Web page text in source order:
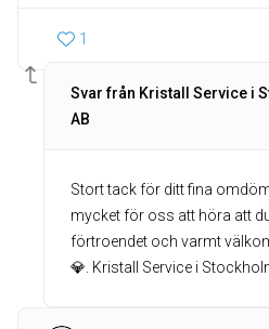
1
Svar från Kristall Service i
AB
Stort tack för ditt fina
mycket för oss att höra att
förtroendet och varmt
💎. Kristall Service i